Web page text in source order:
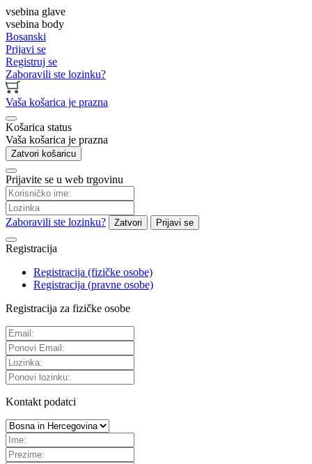
vsebina glave
vsebina body
Bosanski
Prijavi se
Registruj se
Zaboravili ste lozinku?
Vaša košarica je prazna
Košarica status
Vaša košarica je prazna
Zatvori košaricu
Prijavite se u web trgovinu
Zaboravili ste lozinku? Zatvori Prijavi se
Registracija
Registracija (fizičke osobe)
Registracija (pravne osobe)
Registracija za fizičke osobe
Kontakt podatci